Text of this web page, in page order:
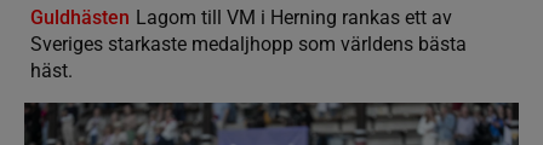
Guldhästen Lagom till VM i Herning rankas ett av
Sveriges starkaste medaljhopp som världens bästa
häst.